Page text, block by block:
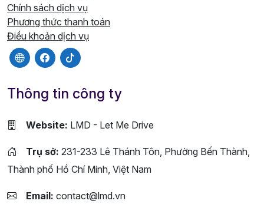
Chính sách dịch vụ
Phương thức thanh toán
Điều khoản dịch vụ
Thông tin công ty
Website: LMD - Let Me Drive
Trụ sở: 231-233 Lê Thánh Tôn, Phường Bến Thành,
Thành phố Hồ Chí Minh, Việt Nam
Email: contact@lmd.vn